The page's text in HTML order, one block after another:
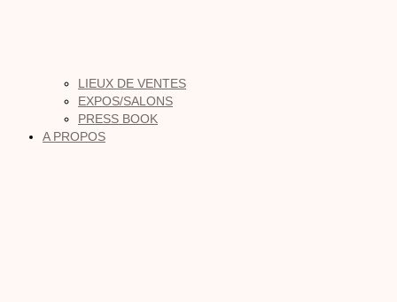
LIEUX DE VENTES
EXPOS/SALONS
PRESS BOOK
A PROPOS